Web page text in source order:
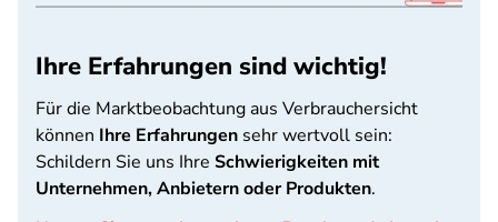
Ihre Erfahrungen sind wichtig!
Für die Marktbeobachtung aus Verbrauchersicht
können Ihre Erfahrungen sehr wertvoll sein:
Schildern Sie uns Ihre Schwierigkeiten mit
Unternehmen, Anbietern oder Produkten.